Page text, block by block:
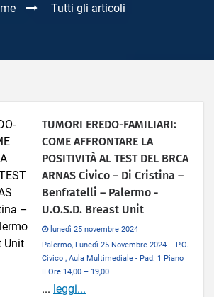
Tutti gli articoli
TUMORI EREDO-FAMILIARI:
COME AFFRONTARE LA
POSITIVITÀ AL TEST DEL BRCA
ARNAS Civico – Di Cristina –
Benfratelli – Palermo -
U.O.S.D. Breast Unit
lunedì 25 novembre 2024
Palermo, Lunedì 25 Novembre 2024 – P.O.
Civico , Aula Multimediale - Pad. 1 Piano
II Ore 14,00 – 19,00
... leggi...